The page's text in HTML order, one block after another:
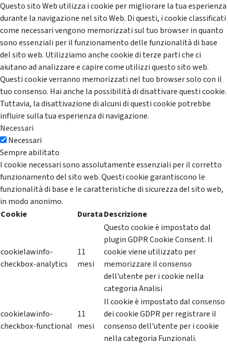
Questo sito Web utilizza i cookie per migliorare la tua esperienza
durante la navigazione nel sito Web. Di questi, i cookie classificati
come necessari vengono memorizzati sul tuo browser in quanto
sono essenziali per il funzionamento delle funzionalità di base
del sito web. Utilizziamo anche cookie di terze parti che ci
aiutano ad analizzare e capire come utilizzi questo sito web.
Questi cookie verranno memorizzati nel tuo browser solo con il
tuo consenso. Hai anche la possibilità di disattivare questi cookie.
Tuttavia, la disattivazione di alcuni di questi cookie potrebbe
influire sulla tua esperienza di navigazione.
Necessari
Necessari
Sempre abilitato
I cookie necessari sono assolutamente essenziali per il corretto
funzionamento del sito web. Questi cookie garantiscono le
funzionalità di base e le caratteristiche di sicurezza del sito web,
in modo anonimo.
Cookie
DurataDescrizione
cookielawinfo-
checkbox-analytics
11
mesi
Questo cookie è impostato dal
plugin GDPR Cookie Consent. Il
cookie viene utilizzato per
memorizzare il consenso
dell'utente per i cookie nella
categoria Analisi
cookielawinfo-
checkbox-functional
11
mesi
Il cookie è impostato dal consenso
dei cookie GDPR per registrare il
consenso dell'utente per i cookie
nella categoria Funzionali.